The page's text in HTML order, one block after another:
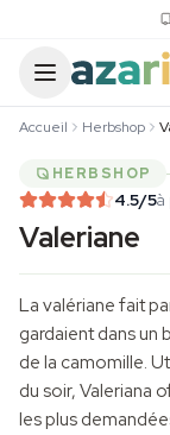
Accueil Herbshop
HERBSHOP
4.5/5à
Valeriane
La valériane fait
gardaient dans un
de la camomille.
du soir, Valeriana
les plus